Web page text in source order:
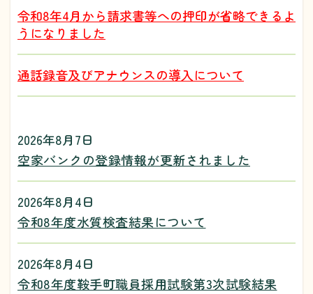
令和8年4月から請求書等への押印が省略できるよ
うになりました
通話録音及びアナウンスの導入について
2026年8月7日
空家バンクの登録情報が更新されました
2026年8月4日
令和8年度水質検査結果について
2026年8月4日
令和8年度鞍手町職員採用試験第3次試験結果